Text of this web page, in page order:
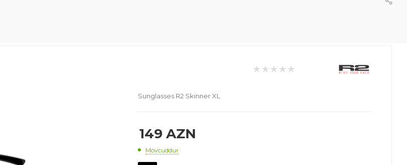
Sunglasses R2 Skinner XL
149 AZN
Mövcuddur